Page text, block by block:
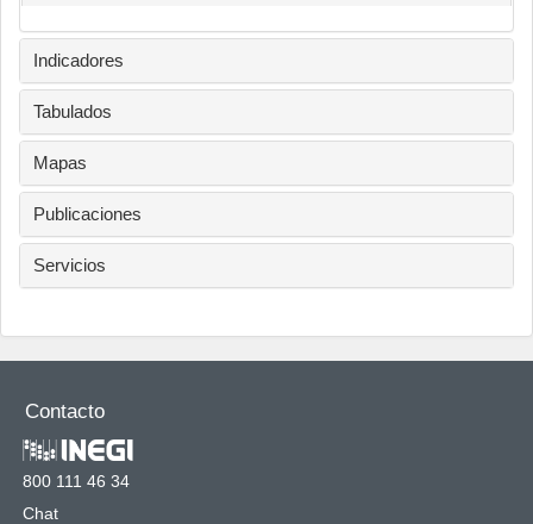
Indicadores
Tabulados
Mapas
Publicaciones
Servicios
Contacto
800 111 46 34
Chat